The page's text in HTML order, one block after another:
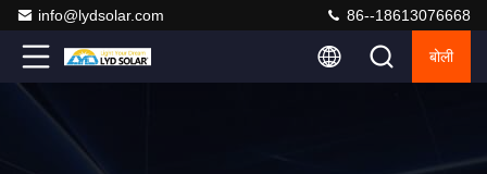
info@lydsolar.com 86--18613076668
बोली